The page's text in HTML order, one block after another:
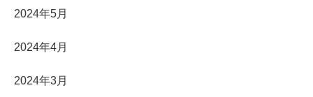
2024年5月
2024年4月
2024年3月